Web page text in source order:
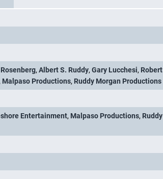
, Albert S. Ruddy, Gary Lucchesi, Robert
Malpaso Productions, Ruddy Morgan Productions
Entertainment, Malpaso Productions, Ruddy